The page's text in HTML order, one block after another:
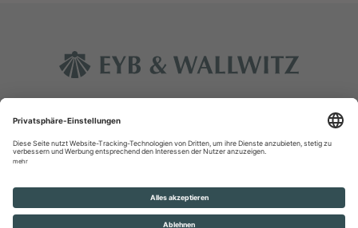
Rechtliche Hinweise
© Eyb & Wallwitz Vermögensmanagement GmbH 2026